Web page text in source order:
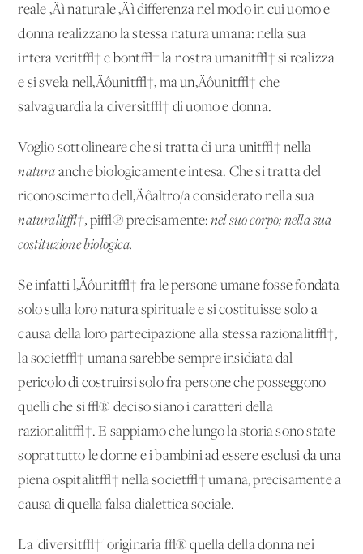
reale ‚Äì naturale ‚Äì differenza nel modo in cui uomo e
donna realizzano la stessa natura umana: nella sua
intera verit√† e bont√† la nostra umanit√† si realizza
e si svela nell‚Äôunit√†, ma un‚Äôunit√† che
salvaguardia la diversit√† di uomo e donna.
Voglio sottolineare che si tratta di una unit√† nella
natura anche biologicamente intesa. Che si tratta del
riconoscimento dell‚Äôaltro/a considerato nella sua
naturalit√†, pi√π precisamente: nel suo corpo; nella sua
costituzione biologica.
Se infatti l‚Äôunit√† fra le persone umane fosse fondata
solo sulla loro natura spirituale e si costituisse solo a
causa della loro partecipazione alla stessa razionalit√†,
la societ√† umana sarebbe sempre insidiata dal
pericolo di costruirsi solo fra persone che posseggono
quelli che si √® deciso siano i caratteri della
razionalit√†. E sappiamo che lungo la storia sono state
soprattutto le donne e i bambini ad essere esclusi da una
piena ospitalit√† nella societ√† umana, precisamente a
causa di quella falsa dialettica sociale.
La 'diversit√†' originaria √® quella della donna nei